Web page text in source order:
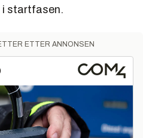
i startfasen.
ETTER ANNONSEN